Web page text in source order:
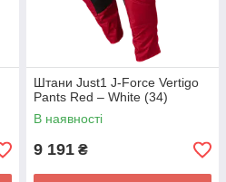
Штани Just1 J-Force Vertigo
Pants Red – White (34)
В наявності
9 191 ₴